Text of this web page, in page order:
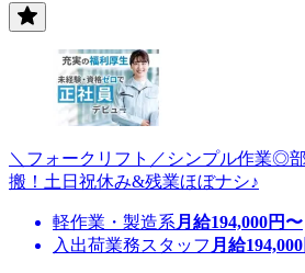
＼フォークリフト／シンプル作業◎
搬！土日祝休み&残業ほぼナシ♪
軽作業・製造系 月給194,000円〜
入出荷業務スタッフ 月給194,000